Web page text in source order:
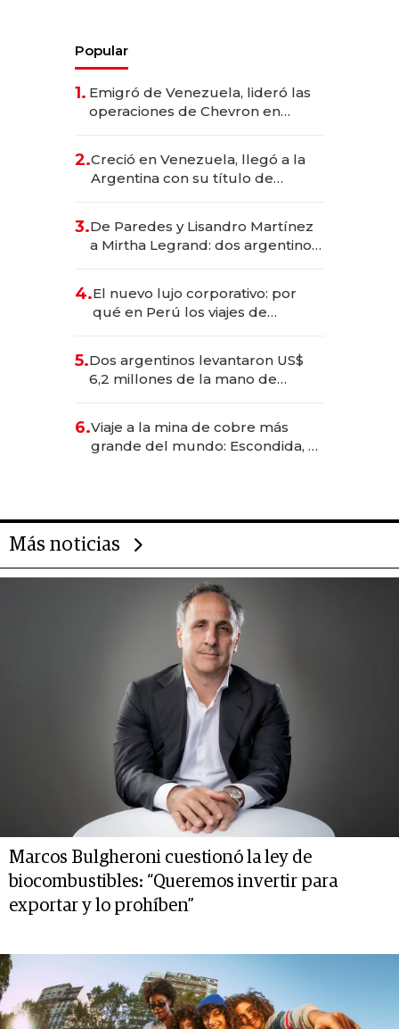
Popular
1. Emigró de Venezuela, lideró las
operaciones de Chevron en
2.Creció en Venezuela, llegó a la
Argentina con su título de
las marcas "fast premium"
3.De Paredes y Lisandro Martínez
a Mirtha Legrand: dos argentinos
4.El nuevo lujo corporativo: por
qué en Perú los viajes de
para convertirse en experiencias
transformadoras
5.Dos argentinos levantaron US$
6,2 millones de la mano de
6.Viaje a la mina de cobre más
grande del mundo: Escondida, el
Más noticias
Marcos Bulgheroni cuestionó la ley de
biocombustibles: “Queremos invertir para
exportar y lo prohíben”